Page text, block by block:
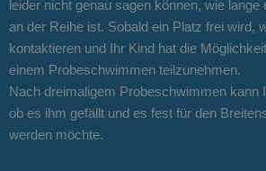
leider nicht genau sagen können, wie lange
an der Reihe ist. Sobald ein Platz frei wird,
kontaktieren und Ihr Kind hat die
einem Probeschwimmen teilzunehmen.
Nach dreimaligem Probeschwimmen kann
ob es ihm gefällt und es fest für den
werden möchte.